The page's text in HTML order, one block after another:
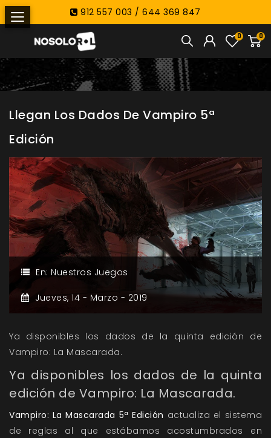
912 557 003 / 644 369 847
0
0
Llegan Los Dados De Vampiro 5ª
Edición
En: Nuestros Juegos
Jueves, 14 - Marzo - 2019
Ya disponibles los dados de la quinta edición de
Vampiro: La Mascarada.
Ya disponibles los dados de la quinta
edición de Vampiro: La Mascarada.
Vampiro: La Mascarada 5ª Edición actualiza el sistema
de reglas al que estábamos acostumbrados en